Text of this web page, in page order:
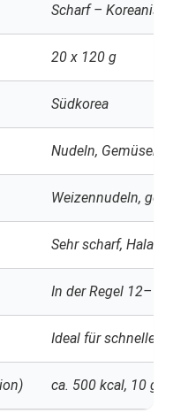
Scharf –
20 x 120 g
Südkorea
Nudeln,
Weizennudeln,
Sehr scharf, Halal-
In der Regel 12–18
Ideal für schnelle
ca. 500 kcal, 10 g